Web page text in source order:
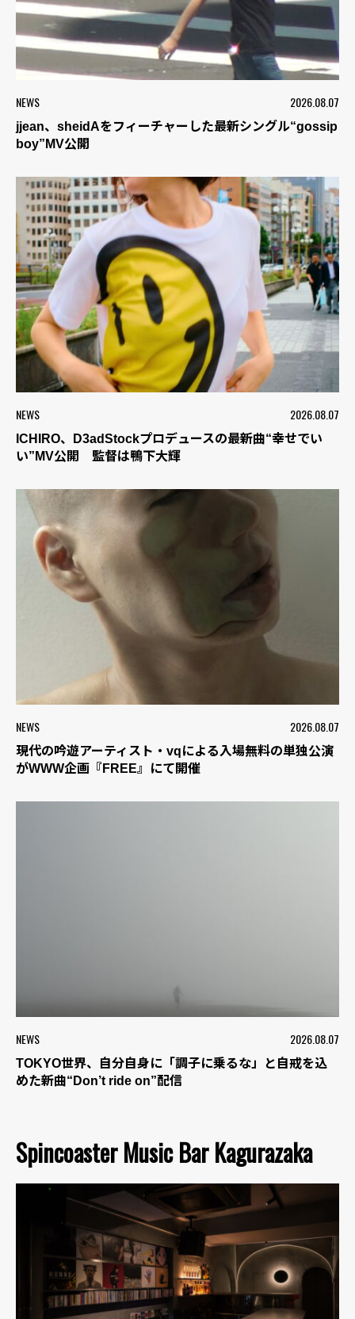
NEWS 2026.08.07
jjean、sheidAをフィーチャーした最新シングル“gossip
boy”MV公開
NEWS 2026.08.07
ICHIRO、D3adStockプロデュースの最新曲“幸せでい
い”MV公開 監督は鴨下大輝
NEWS 2026.08.07
現代の吟遊アーティスト・vqによる入場無料の単独公演
がWWW企画『FREE』にて開催
NEWS 2026.08.07
TOKYO世界、自分自身に「調子に乗るな」と自戒を込
めた新曲“Don’t ride on”配信
Spincoaster Music Bar Kagurazaka